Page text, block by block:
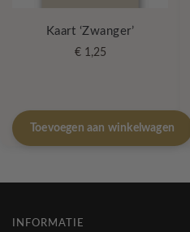
worden
Kaart ‘Zwanger’
€1,25
Toevoegen aan winkelwagen
INFORMATIE